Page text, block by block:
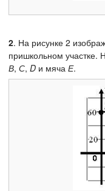
2. На рисунке 2
пришкольном участке.
В, С, D и мяча Е.